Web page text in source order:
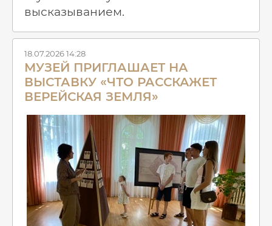
высказыванием.
18.07.2026 14:28
МУЗЕЙ ПРИГЛАШАЕТ НА
ВЫСТАВКУ «ЧТО РАССКАЖЕТ
ВЕРЕЙСКАЯ ЗЕМЛЯ»